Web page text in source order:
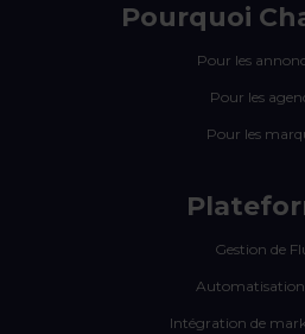
Pourquoi
Pour les
Pour les
Pour les
Gestion de
Automatisation
Intégration de